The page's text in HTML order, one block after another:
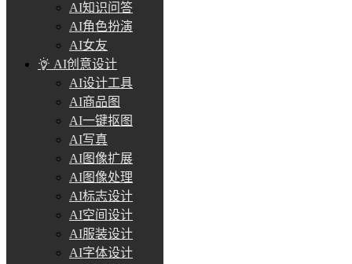
AI知识问答
AI角色扮演
AI女友
AI创意设计
AI设计工具
AI商品图
AI一键抠图
AI写真
AI图像扩展
AI图像处理
AI标志设计
AI空间设计
AI服装设计
AI字体设计